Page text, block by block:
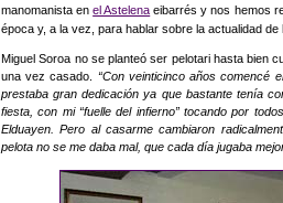
manomanista enel Astelena eibarrés y nos hemos
época y, a la vez, para hablar sobre la actualidad de
Miguel Soroa no se planteó ser pelotari hasta bien
una vez casado. “Con veinticinco años comencé
prestaba gran dedicación ya que bastante tenía
fiesta, con mi “fuelle del infierno” tocando por
Elduayen. Pero al casarme cambiaron
pelota no se me daba mal, que cada día jugaba